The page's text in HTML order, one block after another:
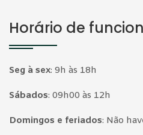
Horário de
Seg à sex: 9h às 18h
Sábados: 09h00 às 12h
Domingos e feriados: Não